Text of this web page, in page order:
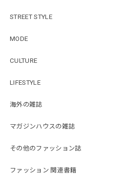
STREET STYLE
MODE
CULTURE
LIFESTYLE
海外の雑誌
マガジンハウスの雑誌
その他のファッション誌
ファッション 関連書籍